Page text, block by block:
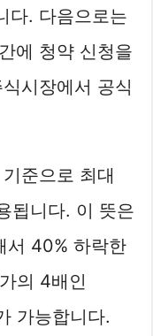
다. 다음으로는
에 청약 신청을
시장에서 공식
준으로 최대
됩니다. 이 뜻은
서 40% 하락한
의 4배인
가능합니다.